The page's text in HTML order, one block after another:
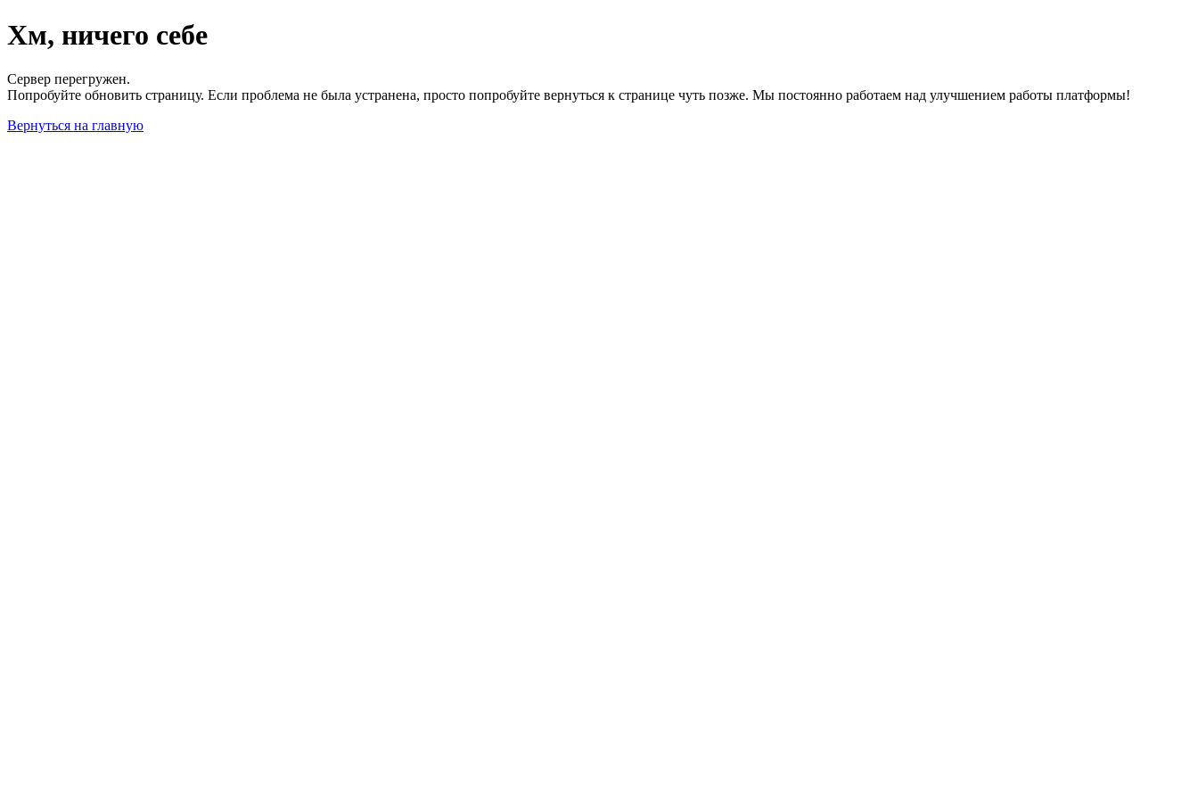
Хм, ничего себе
Сервер перегружен.
Попробуйте обновить страницу. Если проблема не была устранена, просто попробуйте вернуться к странице чуть позже. Мы постоянно работаем над улучшением работы платформы!
Вернуться на главную